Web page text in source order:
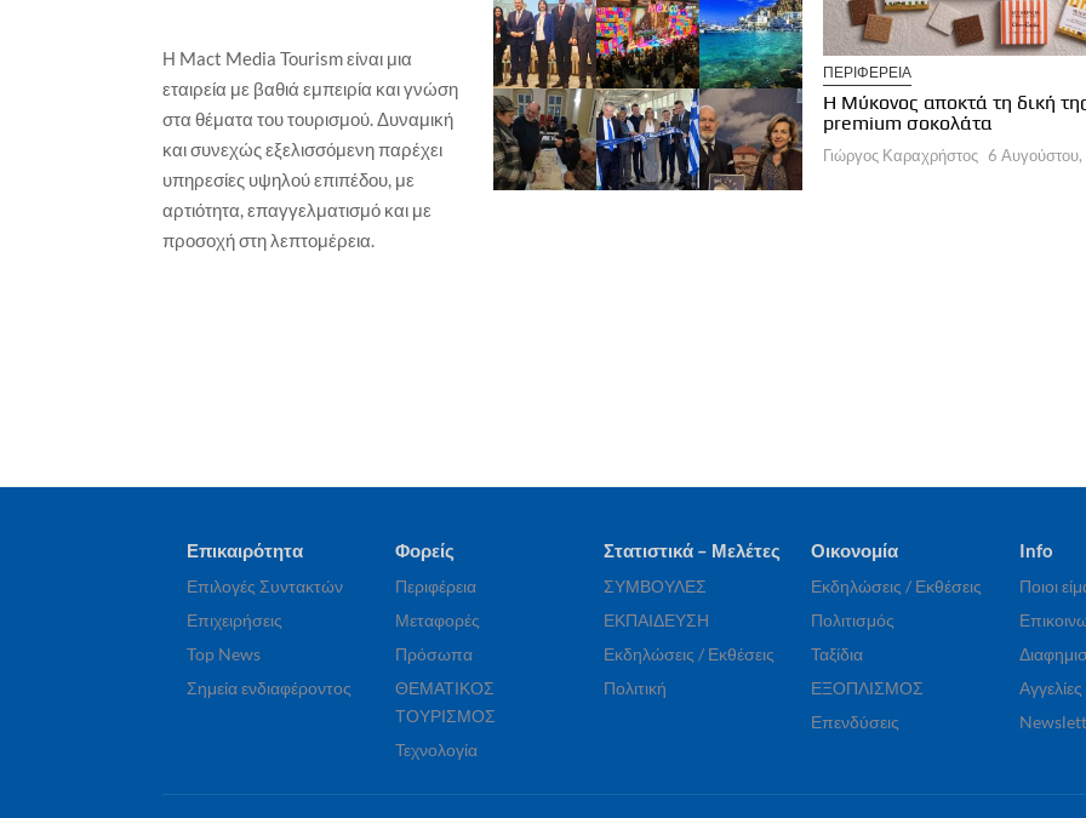
Η Mact Media Tourism είναι μια
εταιρεία με βαθιά εμπειρία και γνώση
στα θέματα του τουρισμού. Δυναμική
και συνεχώς εξελισσόμενη παρέχει
υπηρεσίες υψηλού επιπέδου, με
αρτιότητα, επαγγελματισμό και με
προσοχή στη λεπτομέρεια.
ΕΚΔΗΛΩΣΕΙΣ / ΕΚΘΕΣΕΙΣ
Ο ΠΣΑΠΠ φέρνει το Football Unity
Festival
Γιώργος Καραχρήστος 6 Αυγούστου, 2026
ΕΠΙΛΟΓΕΣ ΣΥΝΤΑΚΤΩΝ
Νέα εποχή στη διαχείριση των
προορισμών
Γιώργος Καραχρήστος 6 Αυγούστου, 2026
ΠΕΡΙΦΕΡΕΙΑ
Η Μύκονος αποκτά τη δική
premium σοκολάτα
Γιώργος Καραχρήστος 6
Επικαιρότητα
Επιλογές Συντακτών
Επιχειρήσεις
Top News
Σημεία ενδιαφέροντος
Φορείς
Περιφέρεια
Μεταφορές
Πρόσωπα
ΘΕΜΑΤΙΚΟΣ
ΤΟΥΡΙΣΜΟΣ
Τεχνολογία
Στατιστικά – Μελέτες
ΣΥΜΒΟΥΛΕΣ
ΕΚΠΑΙΔΕΥΣΗ
Εκδηλώσεις / Εκθέσεις
Πολιτική
Οικονομία
Εκδηλώσεις / Εκθέσεις
Πολιτισμός
Ταξίδια
ΕΞΟΠΛΙΣΜΟΣ
Επενδύσεις
Info
Ποιοι
Αγγελίες